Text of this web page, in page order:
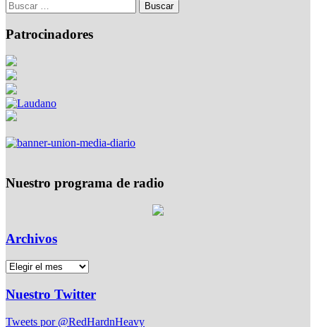
Patrocinadores
Nuestro programa de radio
Archivos
Nuestro Twitter
Tweets por @RedHardnHeavy